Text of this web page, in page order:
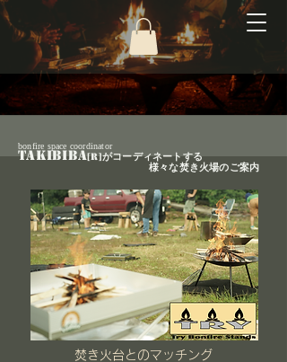
焚き火台とのマッチング
bonfire space coordinator
TAKIBIBA[R]がコーディネートする
​ 様々な焚き火場のご案内